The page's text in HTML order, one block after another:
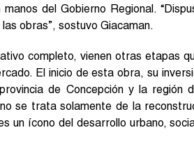
del Gobierno Regional.
obras”, sostuvo Giacaman.
completo, vienen otras etapas
El inicio de esta obra, su
de Concepción y la región
se trata solamente de la
un ícono del desarrollo urbano,